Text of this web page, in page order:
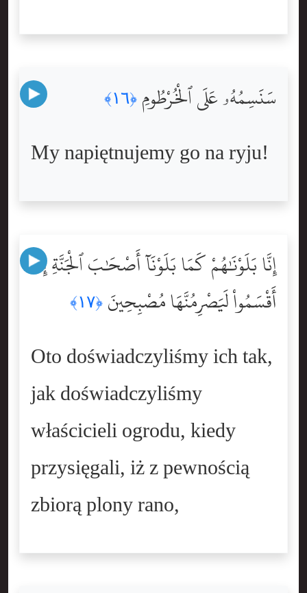
سَنَسِمُهُۥ عَلَى ٱلْخُرْطُومِ ﴿١٦﴾
My napiętnujemy go na ryju!
إِنَّا بَلَوْنَٰهُمْ كَمَا بَلَوْنَآ أَصْحَٰبَ ٱلْجَنَّةِ إِذْ
أَقْسَمُواْ لَيَصْرِمُنَّهَا مُصْبِحِينَ ﴿١٧﴾
Oto doświadczyliśmy ich tak,
jak doświadczyliśmy
właścicieli ogrodu, kiedy
przysięgali, iż z pewnością
zbiorą plony rano,